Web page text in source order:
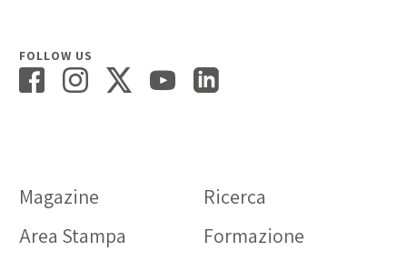
FOLLOW US
Magazine
Ricerca
Area Stampa
Formazione